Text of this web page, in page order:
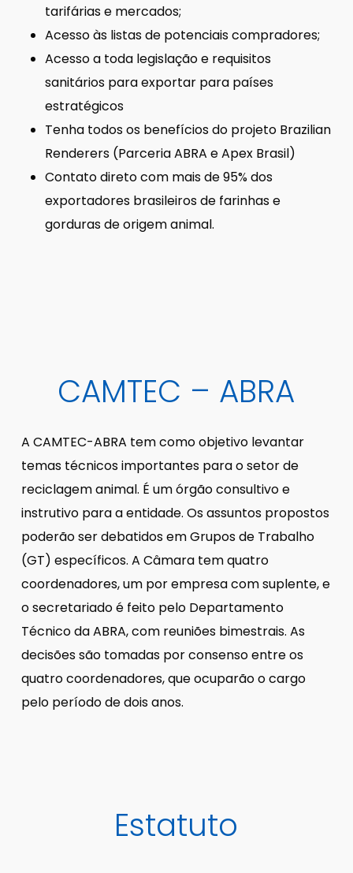
tarifárias e mercados;
Acesso às listas de potenciais compradores;
Acesso a toda legislação e requisitos
sanitários para exportar para países
estratégicos
Tenha todos os benefícios do projeto Brazilian
Renderers (Parceria ABRA e Apex Brasil)
Contato direto com mais de 95% dos
exportadores brasileiros de farinhas e
gorduras de origem animal.
CAMTEC – ABRA
A CAMTEC-ABRA tem como objetivo levantar
temas técnicos importantes para o setor de
reciclagem animal. É um órgão consultivo e
instrutivo para a entidade. Os assuntos propostos
poderão ser debatidos em Grupos de Trabalho
(GT) específicos. A Câmara tem quatro
coordenadores, um por empresa com suplente, e
o secretariado é feito pelo Departamento
Técnico da ABRA, com reuniões bimestrais. As
decisões são tomadas por consenso entre os
quatro coordenadores, que ocuparão o cargo
pelo período de dois anos.
Estatuto